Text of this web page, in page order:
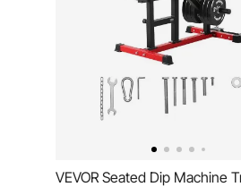
VEVOR Seated Dip Machine